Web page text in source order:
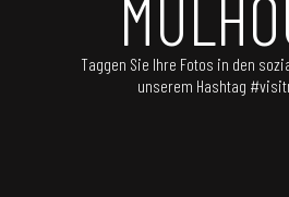
Taggen Sie Ihre Fotos in den
unserem Hashtag